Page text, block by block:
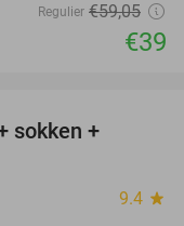
Regulier €59,05
€39
sokken +
9.4 star